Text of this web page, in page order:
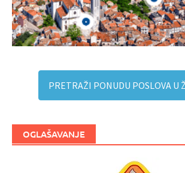
PRETRAŽI PONUDU POSLOVA U
OGLAŠAVANJE